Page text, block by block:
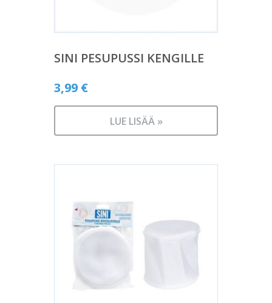
SINI PESUPUSSI KENGILLE
3,99 €
LUE LISÄÄ »